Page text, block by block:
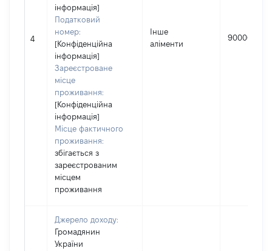
4
інформація]
Податковий
номер:
[Конфіденційна
інформація]
Зареєстроване
місце
проживання:
[Конфіденційна
інформація]
Місце фактичного
проживання:
збігається з
зареєстрованим
місцем
проживання
Інше
аліменти
90000
Джерело доходу:
Громадянин
України